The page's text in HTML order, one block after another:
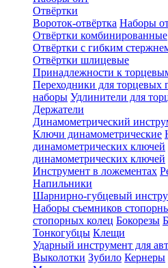
Отвёртки
Вороток-отвёртка Наборы
Отвёртки комбинированные
Отвёртки с гибким
Отвёртки шлицевые
Принадлежности к
Переходники для торцевых
наборы Удлинители для
Держатели
Динамометрический
Ключи динамометрические
динамометрических ключей
динамометрических ключей
Инструмент в ложементах
Напильники
Шарнирно-губцевый
Наборы съемников
стопорных колец Бокорезы
Тонкогубцы Клещи
Ударный инструмент для
Выколотки Зубило Кернеры